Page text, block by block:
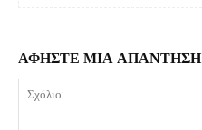
ΑΦΗΣΤΕ ΜΙΑ ΑΠΑΝΤΗΣΗ